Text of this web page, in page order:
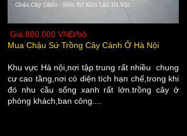
Giá:880.000 VNĐ/bộ
Mua Chậu Sứ Trồng Cây Cảnh Ở Hà Nội
Khu vực Hà nội,nơi tập trung rất nhiều chung
cư cao tầng,nơi có diện tích hạn chế,trong khi
đó nhu cầu sống xanh rất lớn.trồng cây ở
phòng khách,ban công....